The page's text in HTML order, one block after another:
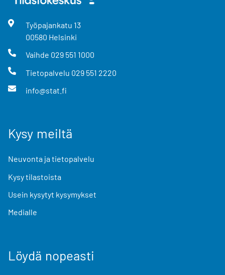
Työpajankatu 13
00580 Helsinki
Vaihde 029 551 1000
Tietopalvelu 029 551 2220
info@stat.fi
Kysy meiltä
Neuvonta ja tietopalvelu
Kysy tilastoista
Usein kysytyt kysymykset
Medialle
Löydä nopeasti